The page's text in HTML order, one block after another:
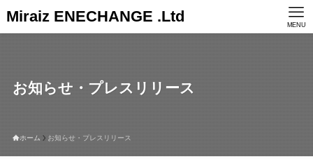
Miraiz ENECHANGE .Ltd MENU
お知らせ・プレスリリース
ホーム お知らせ・プレスリリース